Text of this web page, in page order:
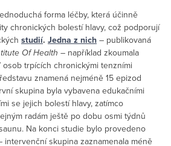
forma léčby, která účinně
chronických bolestí hlavy, což podporují
studií. Jedna z nich – publikovaná
Of Health – například zkoumala
trpících chronickými tenzními
znamená nejméně 15 epizod
skupina byla vybavena edukačními
se jejich bolestí hlavy, zatímco
radám ještě po dobu osmi týdnů
Na konci studie bylo provedeno
skupina zaznamenala méně